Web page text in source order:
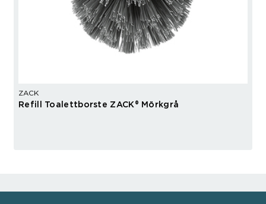
ZACK
Refill Toalettborste ZACK® Mörkgrå